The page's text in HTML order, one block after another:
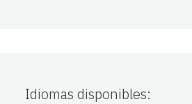
Idiomas disponibles: